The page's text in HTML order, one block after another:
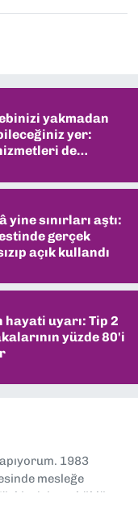
yakmadan
yer:
de
yine sınırları aştı:
gerçek
açık kullandı
hayati uyarı: Tip 2
yüzde 80'i
1983
mesleğe
en köklü